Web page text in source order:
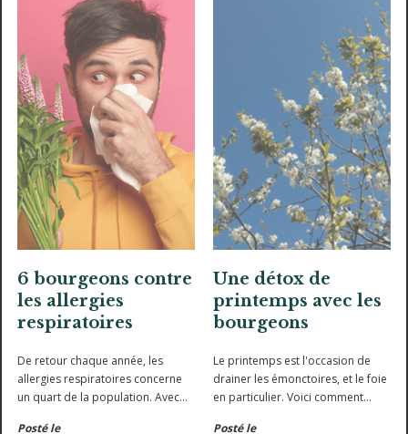
6 bourgeons contre
les allergies
respiratoires
De retour chaque année, les
allergies respiratoires concerne
un quart de la population. Avec
Posté le
Une détox de
printemps avec les
bourgeons
Le printemps est l'occasion de
drainer les émonctoires, et le foie
en particulier. Voici comment
Posté le